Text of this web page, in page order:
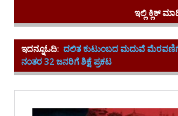
ಇಲ್ಲಿ ಕ್ಲಿಕ್
ಇದನ್ನೂಓದಿ: ದಲಿತ ಕುಟುಂಬದ ಮದುವೆ
ನಂತರ 32 ಜನರಿಗೆ ಶಿಕ್ಷೆ ಪ್ರಕಟ